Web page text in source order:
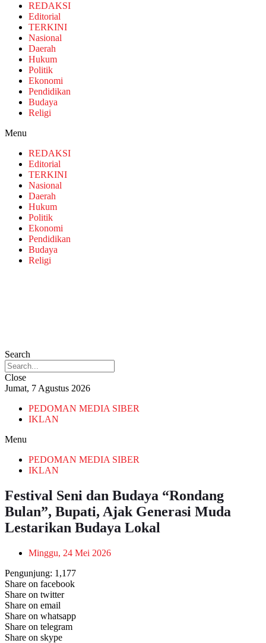
REDAKSI
Editorial
TERKINI
Nasional
Daerah
Hukum
Politik
Ekonomi
Pendidikan
Budaya
Religi
Menu
REDAKSI
Editorial
TERKINI
Nasional
Daerah
Hukum
Politik
Ekonomi
Pendidikan
Budaya
Religi
Search
Close
Jumat, 7 Agustus 2026
PEDOMAN MEDIA SIBER
IKLAN
Menu
PEDOMAN MEDIA SIBER
IKLAN
Festival Seni dan Budaya “Rondang
Bulan”, Bupati, Ajak Generasi Muda
Lestarikan Budaya Lokal
Minggu, 24 Mei 2026
Pengunjung: 1,177
Share on facebook
Share on twitter
Share on email
Share on whatsapp
Share on telegram
Share on skype